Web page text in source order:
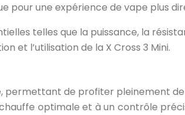
pour une expérience de vape plus
telles que la puissance, la
et l’utilisation de la X Cross 3 Mini.
permettant de profiter pleinement
optimale et à un contrôle